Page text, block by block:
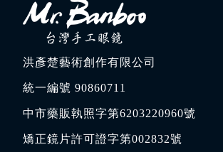
洪彥楚藝術創作有限公司
統一編號 90860711
中市藥販執照字第6203220960號
矯正鏡片許可證字第002832號